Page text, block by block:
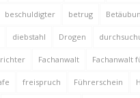
beschuldigter betrug
diebstahl Drogen
Fachanwalt Fachanwalt
freispruch Führerschein